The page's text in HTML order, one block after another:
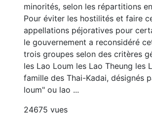
minorités, selon les répartitions
Pour éviter les hostilités et faire
appellations péjoratives pour
le gouvernement a reconsidéré
trois groupes selon des critères
les Lao Loum les Lao Theung les
famille des Thai-Kadai, désignés
loum" ou lao ...
24675 vues